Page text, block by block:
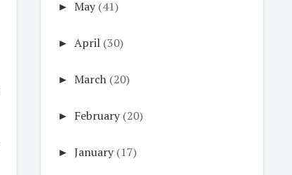
► May (41)
► April (30)
► March (20)
► February (20)
► January (17)